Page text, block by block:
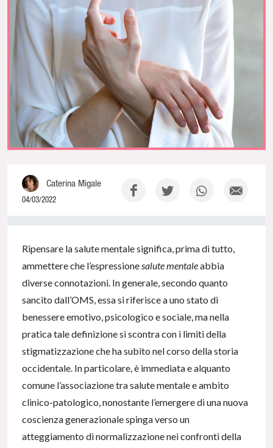
Caterina Migale
04/03/2022
Ripensare la salute mentale significa, prima di tutto,
ammettere che l’espressionesalute mentaleabbia
diverse connotazioni. In generale, secondo quanto
sancito dall’OMS, essa si riferisce a uno stato di
benessere emotivo, psicologico e sociale, ma nella
pratica tale definizione si scontra con i limiti della
stigmatizzazione che ha subito nel corso della storia
occidentale. In particolare, è immediata e alquanto
comune l’associazione tra salute mentale e ambito
clinico-patologico, nonostante l’emergere di una nuova
coscienza generazionale spinga verso un
atteggiamento di normalizzazione nei confronti della